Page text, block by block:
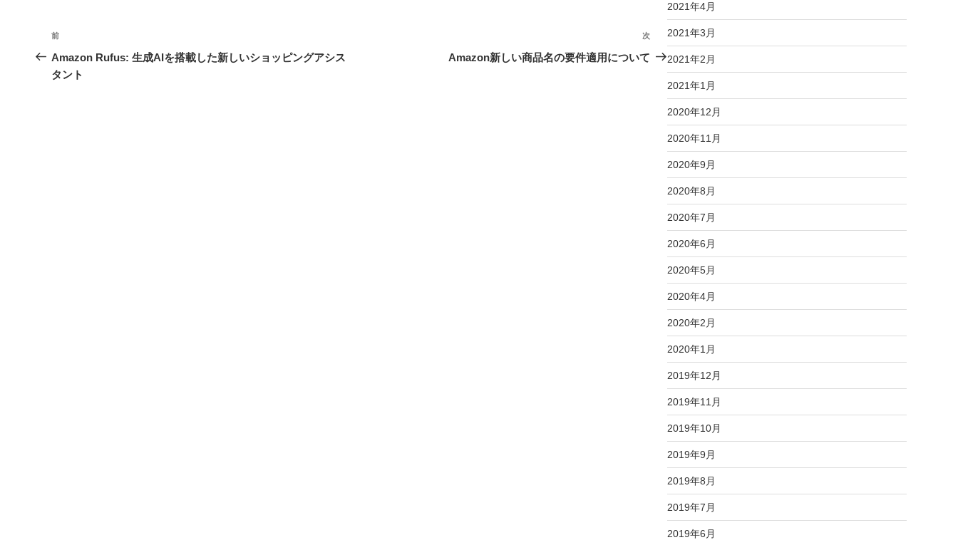
投
稿
ナ
過
去
の
前
Amazon Rufus: 生成AIを搭載した新しいショッピングアシス
タント
の
次
Amazon新しい商品名の要件適用について
2021年4月
2021年3月
2021年2月
2021年1月
2020年12月
2020年11月
2020年9月
2020年8月
2020年7月
2020年6月
2020年5月
2020年4月
2020年2月
2020年1月
2019年12月
2019年11月
2019年10月
2019年9月
2019年8月
2019年7月
2019年6月